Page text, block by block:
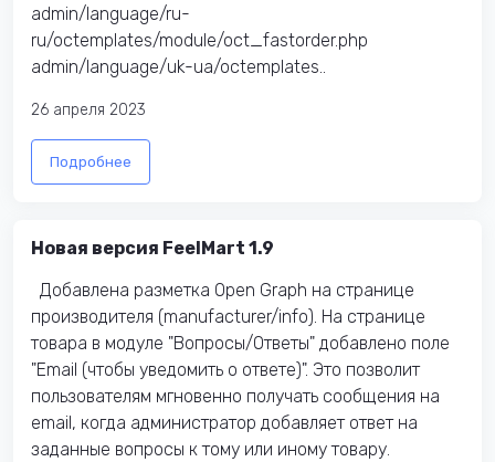
admin/language/ru-
ru/octemplates/module/oct_fastorder.php
admin/language/uk-ua/octemplates..
26 апреля 2023
Подробнее
Новая версия FeelMart 1.9
Добавлена разметка Open Graph на странице
производителя (manufacturer/info). На странице
товара в модуле "Вопросы/Ответы" добавлено поле
"Email (чтобы уведомить о ответе)". Это позволит
пользователям мгновенно получать сообщения на
email, когда администратор добавляет ответ на
заданные вопросы к тому или иному товару.